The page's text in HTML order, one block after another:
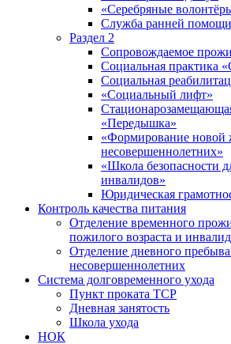
«Серебряные
Служба ранней помощи
Раздел 2
Сопровождаемое
Социальная практика
Социальная
«Социальный лифт»
«Передышка»
«Формирование новой
несовершеннолетних»
«Школа безопасности
инвалидов»
Юридическая
Контроль качества питания
Отделение временного
пожилого возраста и
Отделение дневного
несовершеннолетних
Система долговременного ухода
Пункт проката ТСР
Дневная занятость
Школа ухода
НОК